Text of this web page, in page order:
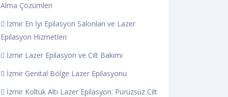
Alma Çözümleri
İzmir En İyi Epilasyon Salonları ve Lazer
Epilasyon Hizmetleri
İzmir Lazer Epilasyon ve Cilt Bakımı
İzmir Genital Bölge Lazer Epilasyonu
İzmir Koltuk Altı Lazer Epilasyon: Pürüzsüz Cilt